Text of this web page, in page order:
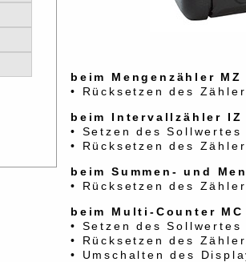
beim Mengenzähler MZ
• Rücksetzen des
beim Intervallzähler IZ
• Setzen des Sollwertes
• Rücksetzen des
beim Summen- und
• Rücksetzen des
beim Multi-Counter MC
• Setzen des
• Rücksetzen des
• Umschalten des